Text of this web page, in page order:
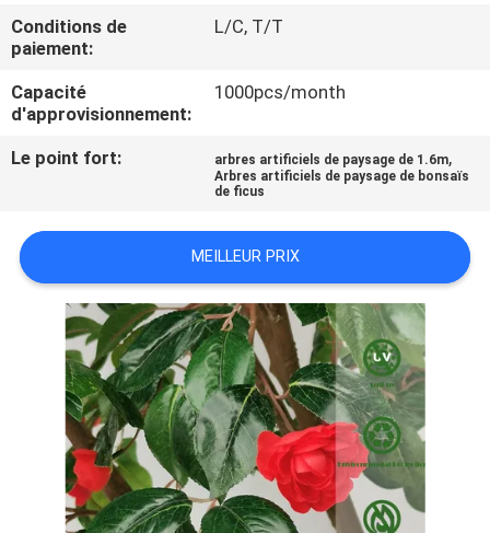
CONTRÔLE
QUALITÉ
CONTACTEZ-
NOUVELLES
AFFAIRES
DEMANDEZ
DEVIS
Conditions de
paiement:
L/C, T/T
Capacité
d'approvisionnement:
1000pcs/month
Le point fort: arbres artificiels de paysage de 1.6m,
Arbres artificiels de paysage de bonsaïs
de ficus
MEILLEUR PRIX